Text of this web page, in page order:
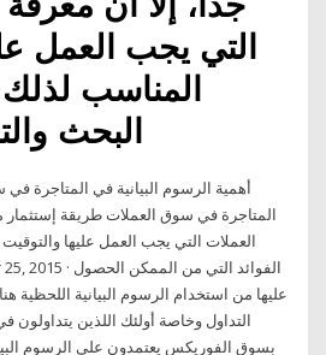
التي يجب العمل
المناسب
البحث
أهمية الرسوم البيانية في المتاجرة
المتاجرة في سوق العملات طريقة إستثمار
العملات التي يجب العمل عليها
عليها من استخدام الرسوم البيانية اللحظية
التداول وخاصة أولئك اللذين
بسوق الفوريكس يعتمدون على الرسوم